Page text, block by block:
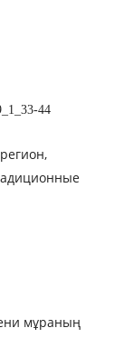
44
мұраның